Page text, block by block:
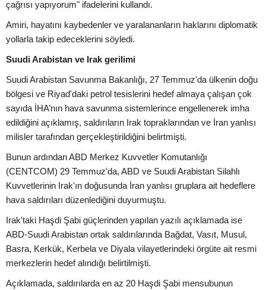
çağrısı yapıyorum" ifadelerini kullandı.
Amiri, hayatını kaybedenler ve yaralananların haklarını diplomatik
yollarla takip edeceklerini söyledi.
Suudi Arabistan ve Irak gerilimi
Suudi Arabistan Savunma Bakanlığı, 27 Temmuz'da ülkenin doğu
bölgesi ve Riyad'daki petrol tesislerini hedef almaya çalışan çok
sayıda İHA’nın hava savunma sistemlerince engellenerek imha
edildiğini açıklamış, saldırıların Irak topraklarından ve İran yanlısı
milisler tarafından gerçekleştirildiğini belirtmişti.
Bunun ardından ABD Merkez Kuvvetler Komutanlığı
(CENTCOM) 29 Temmuz'da, ABD ve Suudi Arabistan Silahlı
Kuvvetlerinin Irak'ın doğusunda İran yanlısı gruplara ait hedeflere
hava saldırıları düzenlediğini duyurmuştu.
Irak'taki Haşdi Şabi güçlerinden yapılan yazılı açıklamada ise
ABD-Suudi Arabistan ortak saldırılarında Bağdat, Vasıt, Musul,
Basra, Kerkük, Kerbela ve Diyala vilayetlerindeki örgüte ait resmi
merkezlerin hedef alındığı belirtilmişti.
Açıklamada, saldırılarda en az 20 Haşdi Şabi mensubunun